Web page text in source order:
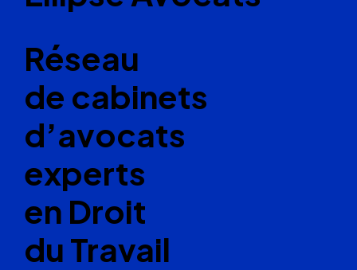
Réseau
de cabinets
d’avocats
experts
en Droit
du Travail